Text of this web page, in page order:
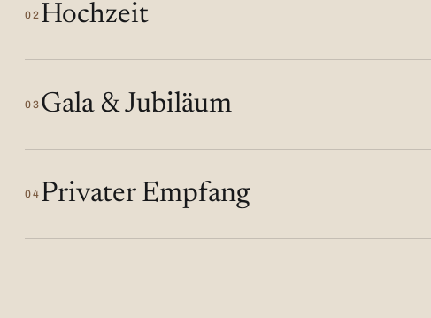
02 Hochzeit
03 Gala & Jubiläum
04 Privater Empfang